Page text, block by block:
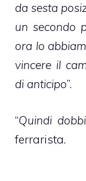
da sesta
un secondo
ora lo
vincere il
di anticipo”.
“Quindi
ferrarista.